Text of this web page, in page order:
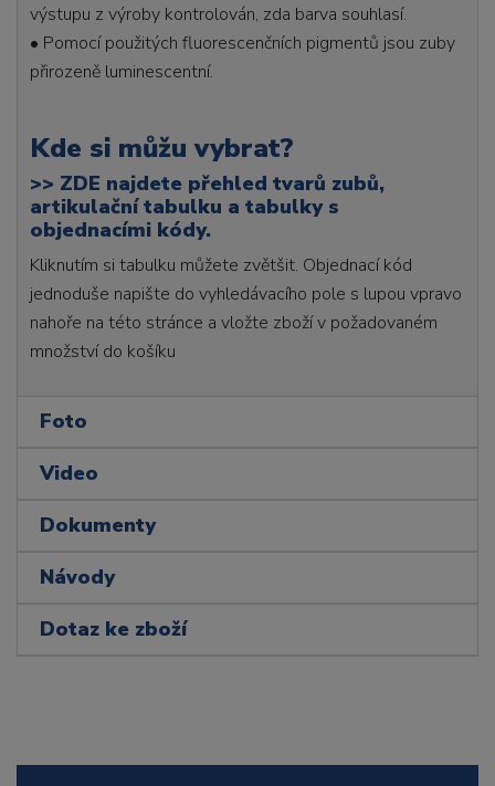
výstupu z výroby kontrolován, zda barva souhlasí.
• Pomocí použitých fluorescenčních pigmentů jsou zuby
přirozeně luminescentní.
Kde si můžu vybrat?
>> ZDE najdete přehled tvarů zubů,
artikulační tabulku a tabulky s
objednacími kódy.
Kliknutím si tabulku můžete zvětšit. Objednací kód
jednoduše napište do vyhledávacího pole s lupou vpravo
nahoře na této stránce a vložte zboží v požadovaném
množství do košíku
Foto
Video
Dokumenty
Návody
Dotaz ke zboží